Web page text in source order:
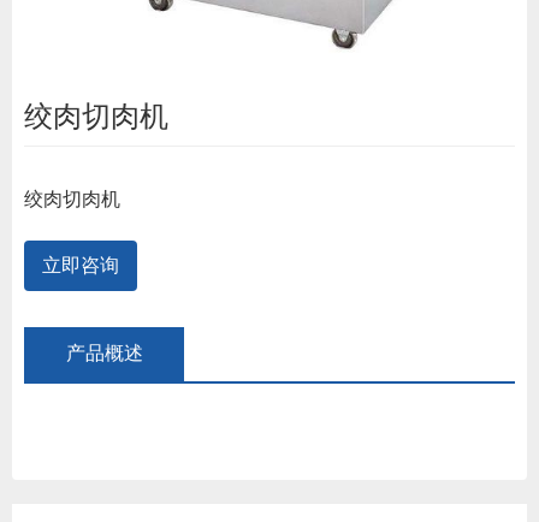
绞肉切肉机
绞肉切肉机
立即咨询
产品概述